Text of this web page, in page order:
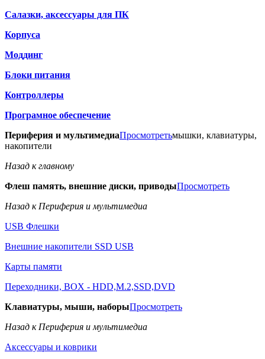
Салазки, аксессуары для ПК
Корпуса
Моддинг
Блоки питания
Контроллеры
Програмное обеспечение
Периферия и мультимедиаПросмотретьмышки, клавиатуры,
накопители
Назад к главному
Флеш память, внешние диски, приводыПросмотреть
Назад к Периферия и мультимедиа
USB Флешки
Внешние накопители SSD USB
Карты памяти
Переходники, BOX - HDD,M.2,SSD,DVD
Клавиатуры, мыши, наборыПросмотреть
Назад к Периферия и мультимедиа
Аксессуары и коврики